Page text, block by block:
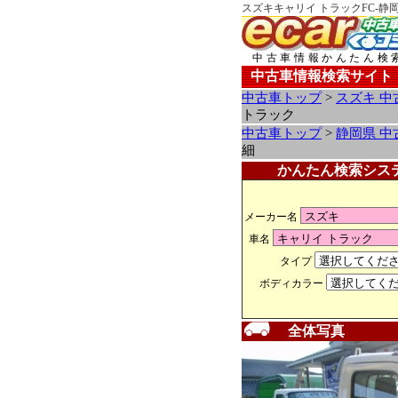
スズキキャリイ トラックFC-静
中古車情報かんたん検
中古車情報検索サイト
中古車トップ> スズキ 中
トラック
中古車トップ> 静岡県 中
細
かんたん検索シス
メーカー名
車名
タイプ
ボディカラー
全体写真